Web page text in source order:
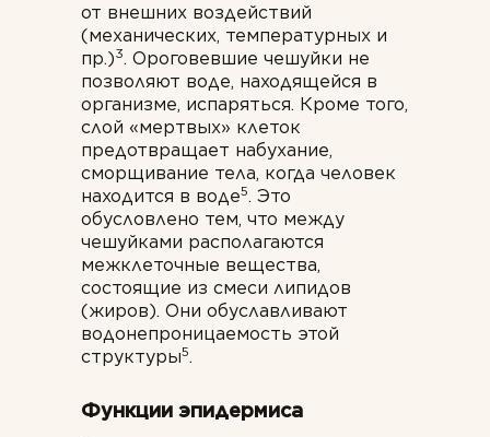
от внешних воздействий
(механических, температурных и
пр.)3. Ороговевшие чешуйки не
позволяют воде, находящейся в
организме, испаряться. Кроме того,
слой «мертвых» клеток
предотвращает набухание,
сморщивание тела, когда человек
находится в воде5. Это
обусловлено тем, что между
чешуйками располагаются
межклеточные вещества,
состоящие из смеси липидов
(жиров). Они обуславливают
водонепроницаемость этой
структуры5.
Функции эпидермиса